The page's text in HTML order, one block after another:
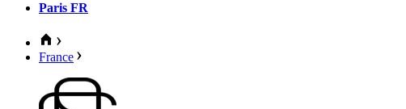
Paris FR
France